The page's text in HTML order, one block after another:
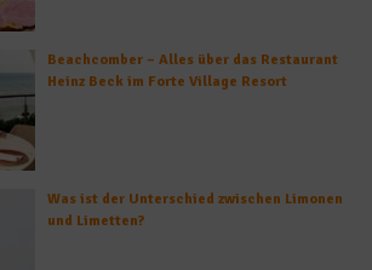
Beachcomber – Alles über das Restaurant
Heinz Beck im Forte Village Resort
Was ist der Unterschied zwischen Limonen
und Limetten?